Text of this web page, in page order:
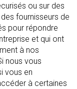
ou sur des
fournisseurs de
pour répondre
et qui ont
à nos
nous vous
vous en
à certaines